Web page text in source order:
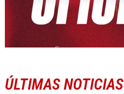
ÚLTIMAS NOTICIAS